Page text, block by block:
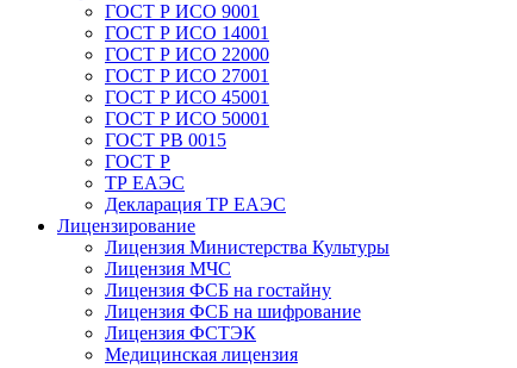
ГОСТ Р ИСО 9001
ГОСТ Р ИСО 14001
ГОСТ Р ИСО 22000
ГОСТ Р ИСО 27001
ГОСТ Р ИСО 45001
ГОСТ Р ИСО 50001
ГОСТ РВ 0015
ГОСТ Р
ТР ЕАЭС
Декларация ТР ЕАЭС
Лицензирование
Лицензия Министерства Культуры
Лицензия МЧС
Лицензия ФСБ на гостайну
Лицензия ФСБ на шифрование
Лицензия ФСТЭК
Медицинская лицензия